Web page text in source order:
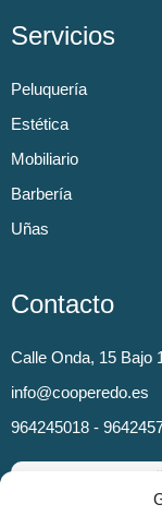
Servicios
Peluquería
Estética
Mobiliario
Barbería
Uñas
Contacto
Calle Onda, 15 Bajo
info@cooperedo.es
964245018 -